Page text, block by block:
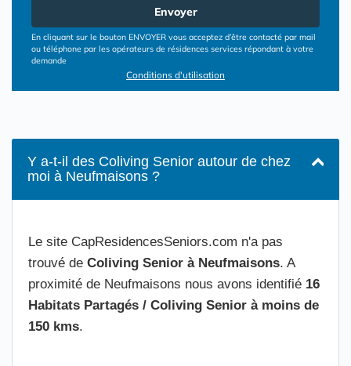
Envoyer
En cliquant sur le bouton ENVOYER vous acceptez d’être contacté par mail
ou téléphone par les opérateurs de résidences services répondant à votre
demande
Conditions d'utilisation
Y a-t-il des Coliving Senior autour de chez
moi à Neufmaisons ?
Le site CapResidencesSeniors.com n'a pas
trouvé de Coliving Senior à Neufmaisons. A
proximité de Neufmaisons nous avons identifié 16
Habitats Partagés / Coliving Senior à moins de
150 kms.